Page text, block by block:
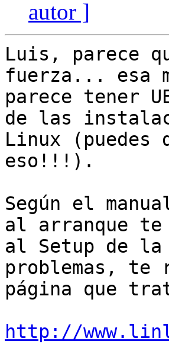
autor ]
Luis, parece
fuerza... esa
parece tener
de las
Linux
eso!!!).
Según el
al arranque
al Setup de
problemas,
página que
http://